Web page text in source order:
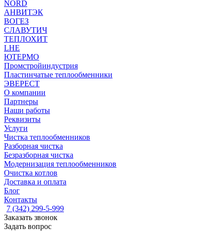
NORD
АНВИТЭК
ВОГЕЗ
СЛАВУТИЧ
ТЕПЛОХИТ
LHE
ЮТЕРМО
Промстройиндустрия
Пластинчатые теплообменники
ЭВЕРЕСТ
О компании
Партнеры
Наши работы
Реквизиты
Услуги
Чистка теплообменников
Разборная чистка
Безразборная чистка
Модернизация теплообменников
Очистка котлов
Доставка и оплата
Блог
Контакты
7 (342) 299-5-999
Заказать звонок
Задать вопрос